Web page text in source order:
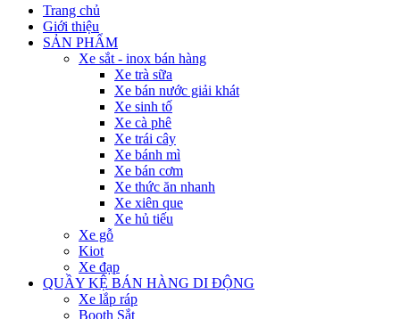
Trang chủ
Giới thiệu
SẢN PHẨM
Xe sắt - inox bán hàng
Xe trà sữa
Xe bán nước giải khát
Xe sinh tố
Xe cà phê
Xe trái cây
Xe bánh mì
Xe bán cơm
Xe thức ăn nhanh
Xe xiên que
Xe hủ tiếu
Xe gỗ
Kiot
Xe đạp
QUẦY KỆ BÁN HÀNG DI ĐỘNG
Xe lắp ráp
Booth Sắt